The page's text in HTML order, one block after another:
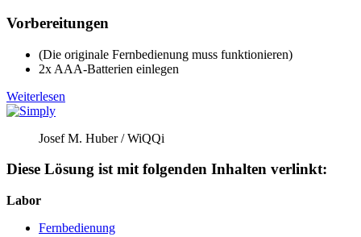
Vorbereitungen
(Die originale Fernbedienung muss funktionieren)
2x AAA-Batterien einlegen
Weiterlesen
Josef M. Huber / WiQQi
Diese Lösung ist mit folgenden Inhalten verlinkt:
Labor
Fernbedienung